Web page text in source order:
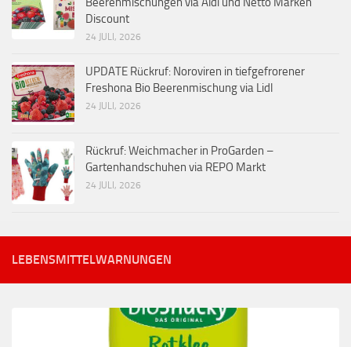
Discount
24 JULI, 2026
UPDATE Rückruf: Noroviren in tiefgefrorener
Freshona Bio Beerenmischung via Lidl
24 JULI, 2026
Rückruf: Weichmacher in ProGarden –
Gartenhandschuhen via REPO Markt
24 JULI, 2026
LEBENSMITTELWARNUNGEN